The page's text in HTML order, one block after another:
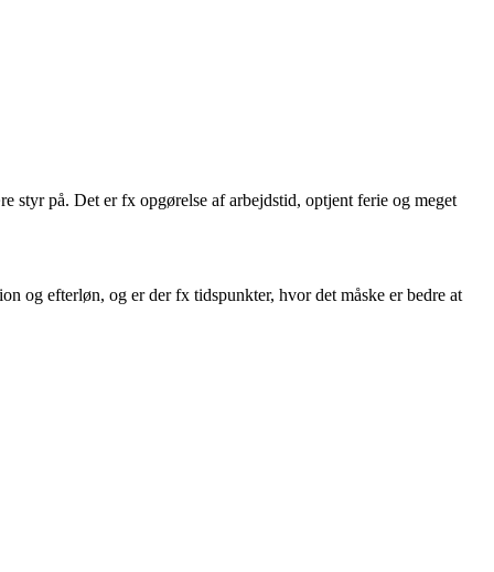
styr på. Det er fx opgørelse af arbejdstid, optjent ferie og meget
og efterløn, og er der fx tidspunkter, hvor det måske er bedre at